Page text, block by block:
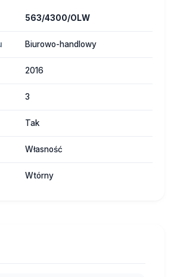
563/4300/OLW
Biurowo-handlowy
2016
3
Tak
Własność
Wtórny